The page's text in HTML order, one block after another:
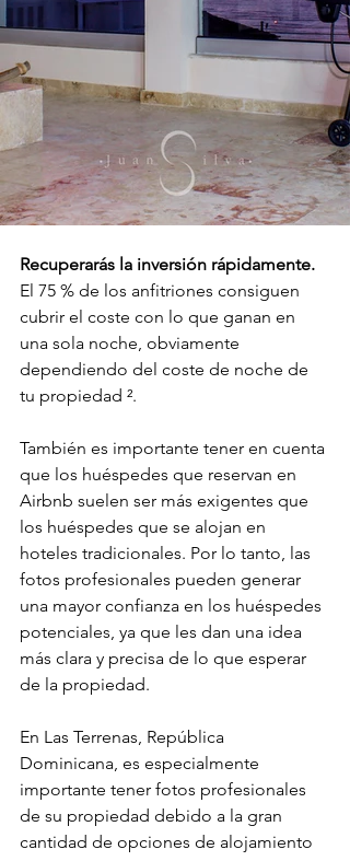
Recuperarás la inversión rápidamente.
El 75 % de los anfitriones consiguen
cubrir el coste con lo que ganan en
una sola noche, obviamente
dependiendo del coste de noche de
tu propiedad ².
También es importante tener en cuenta
que los huéspedes que reservan en
Airbnb suelen ser más exigentes que
los huéspedes que se alojan en
hoteles tradicionales. Por lo tanto, las
fotos profesionales pueden generar
una mayor confianza en los huéspedes
potenciales, ya que les dan una idea
más clara y precisa de lo que esperar
de la propiedad.
En Las Terrenas, República
Dominicana, es especialmente
importante tener fotos profesionales
de su propiedad debido a la gran
cantidad de opciones de alojamiento